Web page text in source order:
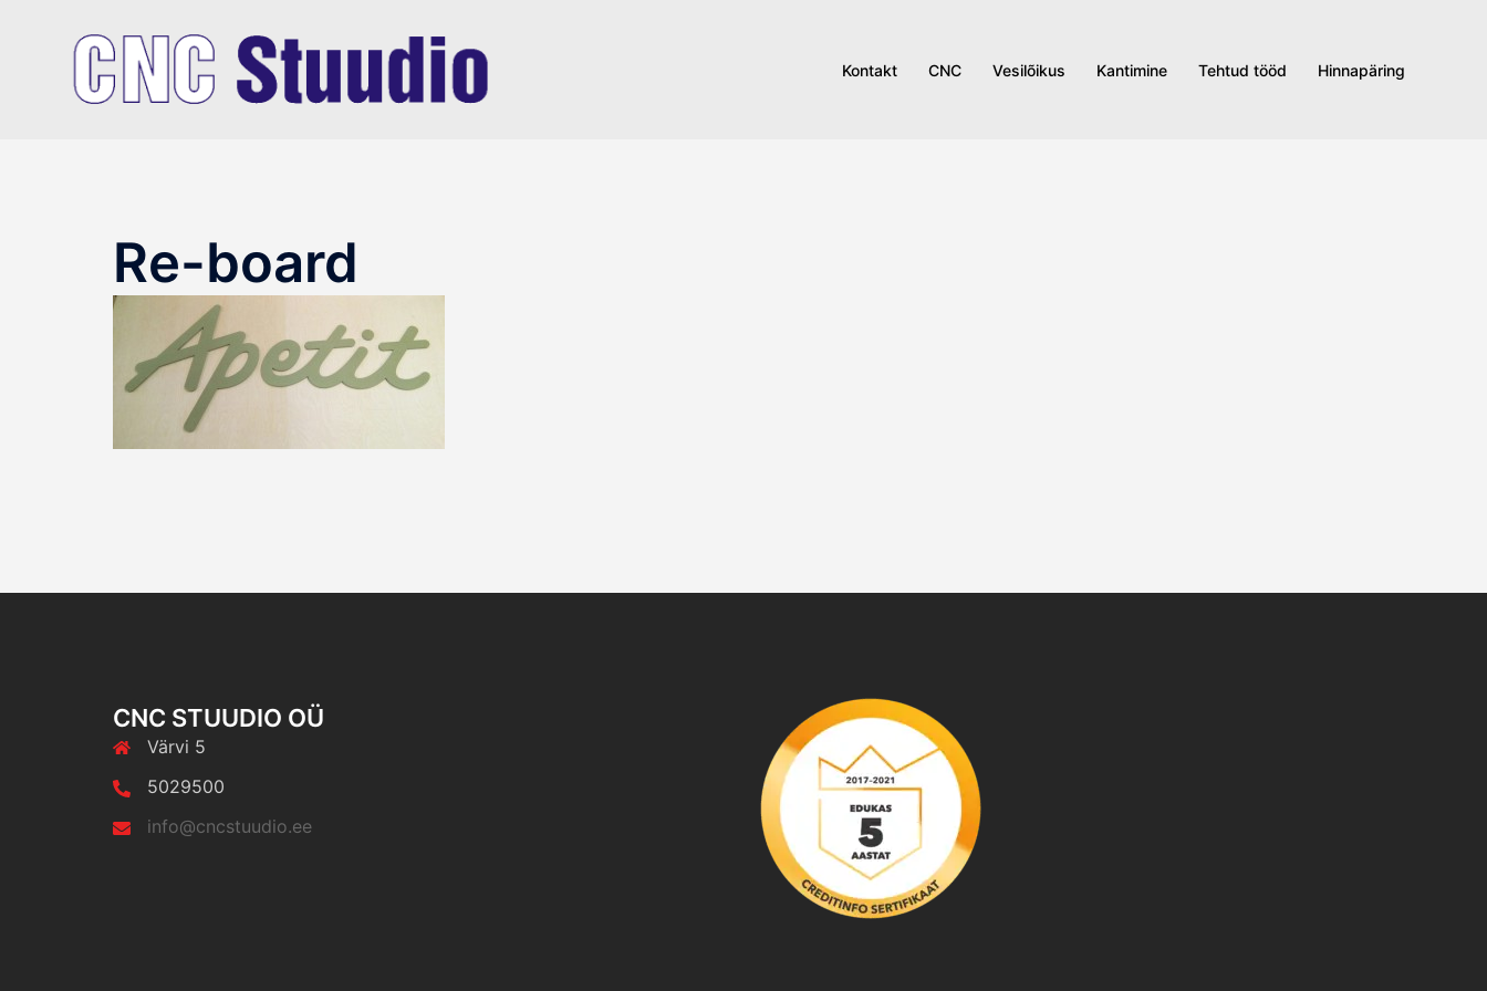
Kontakt CNC Vesilõikus Kantimine Tehtud tööd Hinnapäring
Re-board
CNC STUUDIO OÜ
Värvi 5
5029500
info@cncstuudio.ee